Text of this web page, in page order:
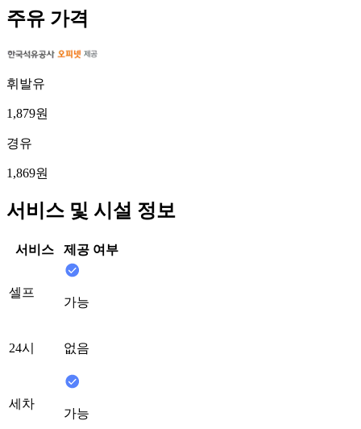
주유 가격
휘발유
1,879원
경유
1,869원
서비스 및 시설 정보
서비스 제공 여부
셀프
가능
24시 없음
세차
가능